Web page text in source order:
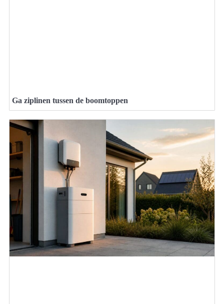
Ga ziplinen tussen de boomtoppen